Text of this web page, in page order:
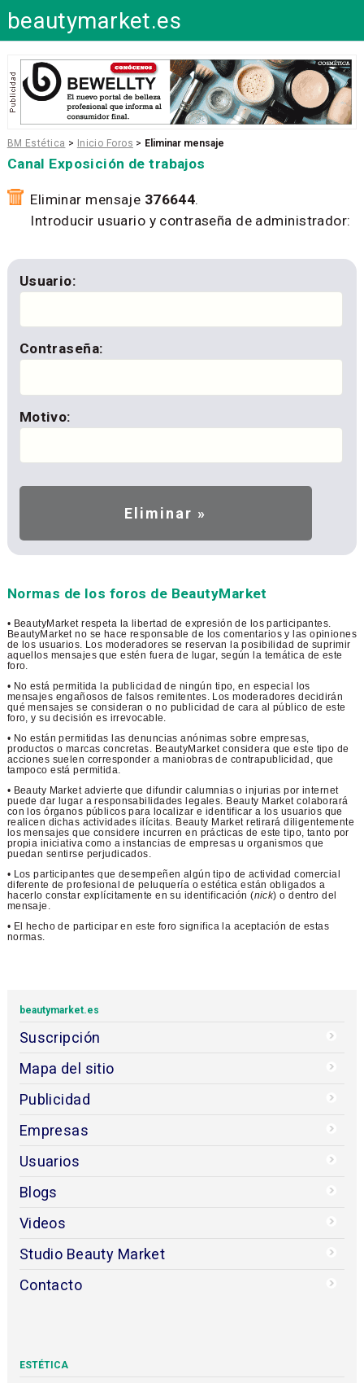
beautymarket.es
BM Estética > Inicio Foros > Eliminar mensaje
Canal Exposición de trabajos
Eliminar mensaje 376644.
Introducir usuario y contraseña de administrador:
Usuario:
Contraseña:
Motivo:
Normas de los foros de BeautyMarket
• BeautyMarket respeta la libertad de expresión de los participantes.
BeautyMarket no se hace responsable de los comentarios y las opiniones
de los usuarios. Los moderadores se reservan la posibilidad de suprimir
aquellos mensajes que estén fuera de lugar, según la temática de este
foro.
• No está permitida la publicidad de ningún tipo, en especial los
mensajes engañosos de falsos remitentes. Los moderadores decidirán
qué mensajes se consideran o no publicidad de cara al público de este
foro, y su decisión es irrevocable.
• No están permitidas las denuncias anónimas sobre empresas,
productos o marcas concretas. BeautyMarket considera que este tipo de
acciones suelen corresponder a maniobras de contrapublicidad, que
tampoco está permitida.
• Beauty Market advierte que difundir calumnias o injurias por internet
puede dar lugar a responsabilidades legales. Beauty Market colaborará
con los órganos públicos para localizar e identificar a los usuarios que
realicen dichas actividades ilícitas. Beauty Market retirará diligentemente
los mensajes que considere incurren en prácticas de este tipo, tanto por
propia iniciativa como a instancias de empresas u organismos que
puedan sentirse perjudicados.
• Los participantes que desempeñen algún tipo de actividad comercial
diferente de profesional de peluquería o estética están obligados a
hacerlo constar explícitamente en su identificación (nick) o dentro del
mensaje.
• El hecho de participar en este foro significa la aceptación de estas
normas.
beautymarket.es
Suscripción
Mapa del sitio
Publicidad
Empresas
Usuarios
Blogs
Videos
Studio Beauty Market
Contacto
ESTÉTICA